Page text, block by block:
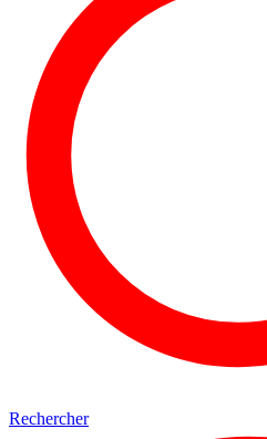
Rechercher